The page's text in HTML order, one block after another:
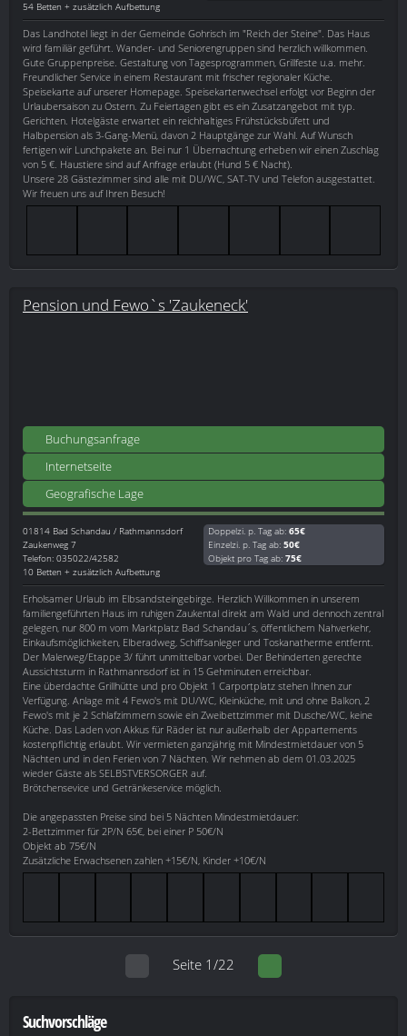
54 Betten + zusätzlich Aufbettung
Das Landhotel liegt in der Gemeinde Gohrisch im "Reich der Steine". Das Haus
wird familiär geführt. Wander- und Seniorengruppen sind herzlich willkommen.
Gute Gruppenpreise. Gestaltung von Tagesprogrammen, Grillfeste u.a. mehr.
Freundlicher Service in einem Restaurant mit frischer regionaler Küche.
Speisekarte auf unserer Homepage. Speisekartenwechsel erfolgt vor Beginn der
Urlaubersaison zu Ostern. Zu Feiertagen gibt es ein Zusatzangebot mit typ.
Gerichten. Hotelgäste erwartet ein reichhaltiges Frühstücksbüfett und
Halbpension als 3-Gang-Menü, davon 2 Hauptgänge zur Wahl. Auf Wunsch
fertigen wir Lunchpakete an. Bei nur 1 Übernachtung erheben wir einen Zuschlag
von 5 €. Haustiere sind auf Anfrage erlaubt (Hund 5 € Nacht).
Unsere 28 Gästezimmer sind alle mit DU/WC, SAT-TV und Telefon ausgestattet.
Wir freuen uns auf Ihren Besuch!
Pension und Fewo`s 'Zaukeneck'
Buchungsanfrage
Internetseite
Geografische Lage
01814 Bad Schandau / Rathmannsdorf
Zaukenweg 7
Telefon: 035022/42582
10 Betten + zusätzlich Aufbettung
Doppelzi. p. Tag ab: 65€
Einzelzi. p. Tag ab: 50€
Objekt pro Tag ab: 75€
Erholsamer Urlaub im Elbsandsteingebirge. Herzlich Willkommen in unserem
familiengeführten Haus im ruhigen Zaukental direkt am Wald und dennoch zentral
gelegen, nur 800 m vom Marktplatz Bad Schandau´s, öffentlichem Nahverkehr,
Einkaufsmöglichkeiten, Elberadweg, Schiffsanleger und Toskanatherme entfernt.
Der Malerweg/Etappe 3/ führt unmittelbar vorbei. Der Behinderten gerechte
Aussichtsturm in Rathmannsdorf ist in 15 Gehminuten erreichbar.
Eine überdachte Grillhütte und pro Objekt 1 Carportplatz stehen Ihnen zur
Verfügung. Anlage mit 4 Fewo's mit DU/WC, Kleinküche, mit und ohne Balkon, 2
Fewo's mit je 2 Schlafzimmern sowie ein Zweibettzimmer mit Dusche/WC, keine
Küche. Das Laden von Akkus für Räder ist nur außerhalb der Appartements
kostenpflichtig erlaubt. Wir vermieten ganzjährig mit Mindestmietdauer von 5
Nächten und in den Ferien von 7 Nächten. Wir nehmen ab dem 01.03.2025
wieder Gäste als SELBSTVERSORGER auf.
Brötchensevice und Getränkeservice möglich.
Die angepassten Preise sind bei 5 Nächten Mindestmietdauer:
2-Bettzimmer für 2P/N 65€, bei einer P 50€/N
Objekt ab 75€/N
Zusätzliche Erwachsenen zahlen +15€/N, Kinder +10€/N
Seite 1/22
Suchvorschläge